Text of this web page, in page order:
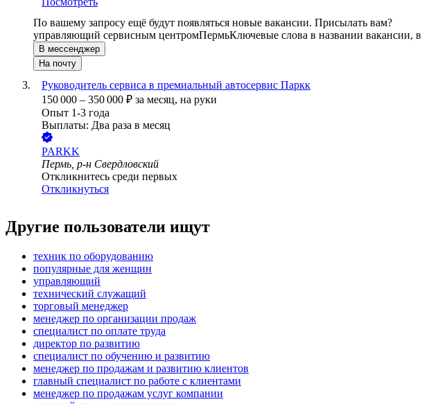
По вашему запросу ещё будут появляться новые вакансии. Присылать вам?
управляющий сервисным центромПермьКлючевые слова в названии вакансии,
В мессенджер
На почту
Руководитель сервиса в премиальный автосервис Паркк
150 000 – 350 000 ₽ за месяц, на руки
Опыт 1-3 года
Выплаты: Два раза в месяц
PARKK
Пермь, р-н Свердловский
Откликнитесь среди первых
Откликнуться
Другие пользователи ищут
техник по оборудованию
популярные для женщин
управляющий
технический служащий
торговый менеджер
менеджер по организации продаж
специалист по оплате труда
директор по развитию
специалист по обучению и развитию
менеджер по продажам и развитию клиентов
главный специалист по работе с клиентами
менеджер по продажам услуг компании